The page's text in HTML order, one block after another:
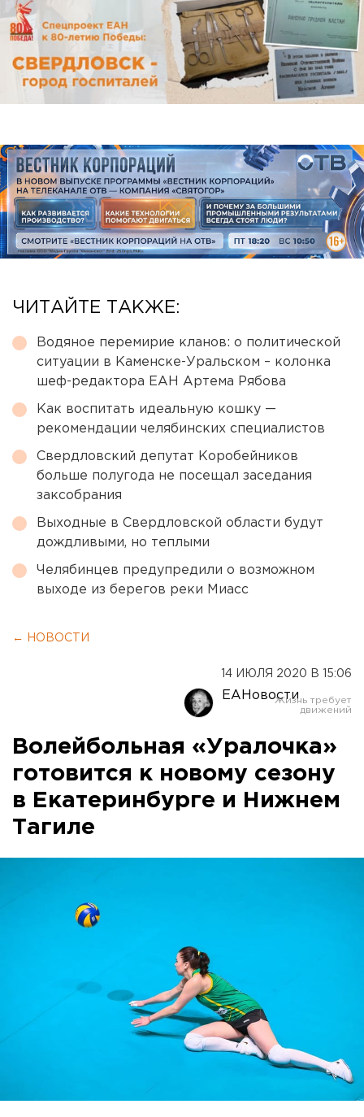
ЧИТАЙТЕ ТАКЖЕ:
Водяное перемирие кланов: о политической
ситуации в Каменске-Уральском – колонка
шеф-редактора ЕАН Артема Рябова
Как воспитать идеальную кошку —
рекомендации челябинских специалистов
Свердловский депутат Коробейников
больше полугода не посещал заседания
заксобрания
Выходные в Свердловской области будут
дождливыми, но теплыми
Челябинцев предупредили о возможном
выходе из берегов реки Миасс
← НОВОСТИ
14 ИЮЛЯ 2020 В 15:06
ЕАНовости
Волейбольная «Уралочка»
готовится к новому сезону
в Екатеринбурге и Нижнем
Тагиле